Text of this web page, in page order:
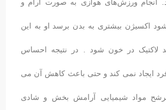
دارد. انجام ورزش‌های هوازی به صورت آرام و
اکسیژن بیشتری به بدن برسد او به این
لاکتیک در خون شود . در نتیجه احساس
ایجاد نمی کند و حتی باعث کاهش آن می
مواد شیمیایی آرامش بخش و شادی